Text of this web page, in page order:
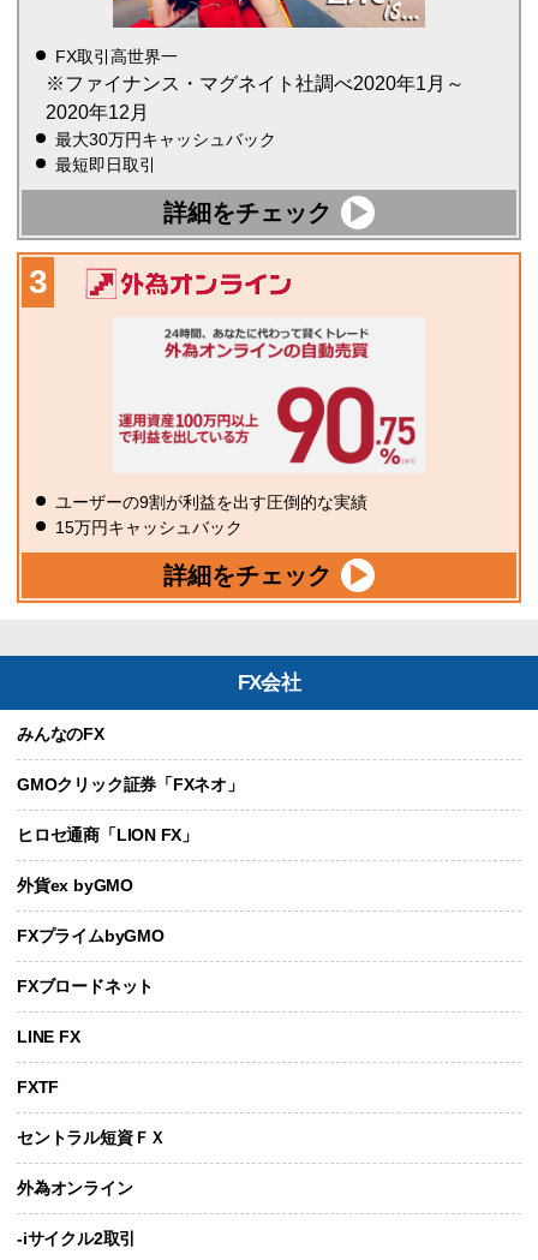
FX取引高世界一
※ファイナンス・マグネイト社調べ2020年1月～
2020年12月
最大30万円キャッシュバック
最短即日取引
詳細をチェック
ユーザーの9割が利益を出す圧倒的な実績
15万円キャッシュバック
詳細をチェック
FX会社
みんなのFX
GMOクリック証券「FXネオ」
ヒロセ通商「LION FX」
外貨ex byGMO
FXプライムbyGMO
FXブロードネット
LINE FX
FXTF
セントラル短資ＦＸ
外為オンライン
-iサイクル2取引